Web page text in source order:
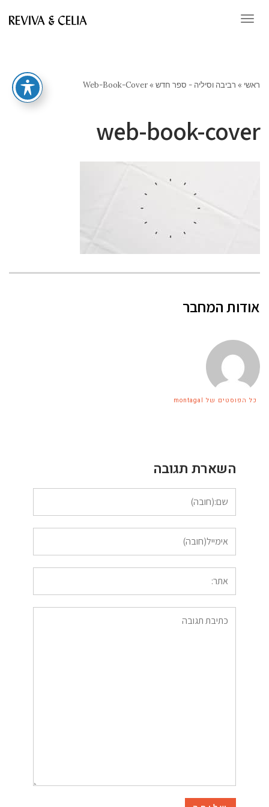
תפריט
ראשי » רביבה וסיליה - ספר חדש »
Web-Book-Cover
web-book-cover
אודות המחבר
כל הפוסטים של montagal
השארת תגובה